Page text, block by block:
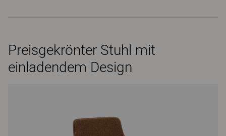
Preisgekrönter Stuhl mit
einladendem Design